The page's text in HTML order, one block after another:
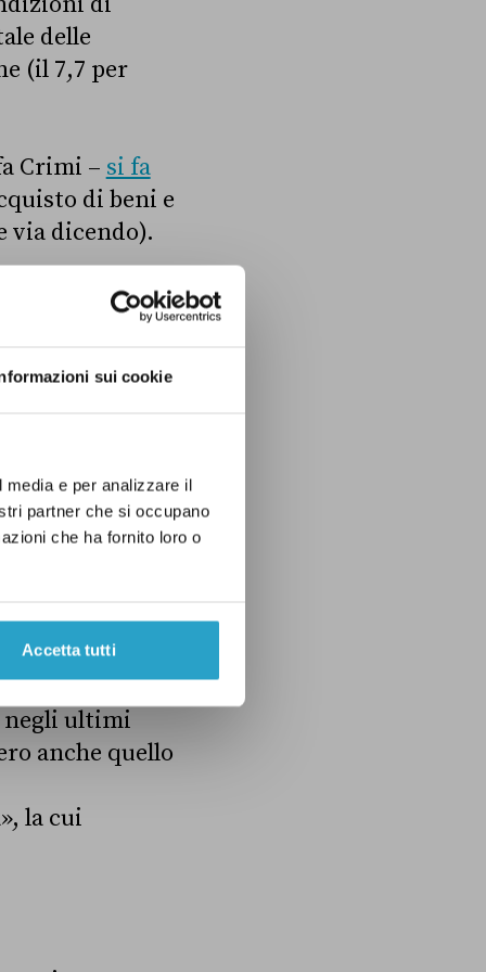
sui cookie
e per analizzare il
partner che si occupano
che ha fornito loro o
Accetta tutti
delle
(il 7,7 per
Crimi – si fa
di beni e
via dicendo).
sono «in
oltre un
oltre 5
assoluta tra
assoluta
report
di famiglie in
negli ultimi
anche quello
la cui